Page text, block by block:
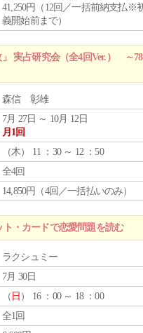
41,250円（12回／一括前納支払※
義開始前まで）
実占研究会（全4回Ver.） ～
森信 彰雄
7月 27日 ～ 10月 12日
月1回
（木） 11 ：30 ～ 12 ：50
全4回
14,850円（4回／一括払いのみ）
ト・カードで恋愛問題を読む
ラクシュミー
7月 30日
（ 日 ） 16 ：00 ～ 18 ：00
全1回